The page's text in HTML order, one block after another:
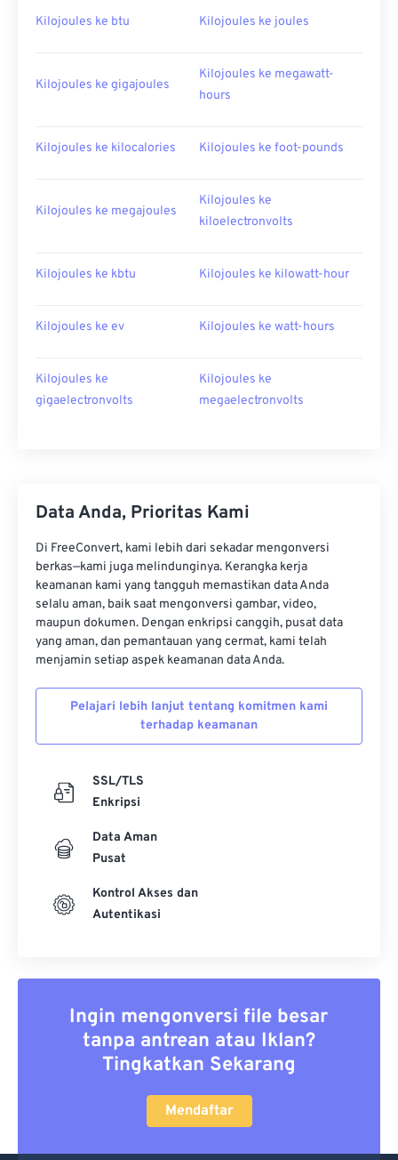
Kilojoules ke btu Kilojoules ke joules
Kilojoules ke gigajoules
Kilojoules ke megawatt-
hours
Kilojoules ke kilocalories Kilojoules ke foot-pounds
Kilojoules ke megajoules
Kilojoules ke
kiloelectronvolts
Kilojoules ke kbtu Kilojoules ke kilowatt-hour
Kilojoules ke ev Kilojoules ke watt-hours
Kilojoules ke
gigaelectronvolts
Kilojoules ke
megaelectronvolts
Data Anda, Prioritas Kami
Di FreeConvert, kami lebih dari sekadar mengonversi
berkas—kami juga melindunginya. Kerangka kerja
keamanan kami yang tangguh memastikan data Anda
selalu aman, baik saat mengonversi gambar, video,
maupun dokumen. Dengan enkripsi canggih, pusat data
yang aman, dan pemantauan yang cermat, kami telah
menjamin setiap aspek keamanan data Anda.
Pelajari lebih lanjut tentang komitmen kami
terhadap keamanan
SSL/TLS
Enkripsi
Data Aman
Pusat
Kontrol Akses dan
Autentikasi
Ingin mengonversi file besar
tanpa antrean atau Iklan?
Tingkatkan Sekarang
Mendaftar